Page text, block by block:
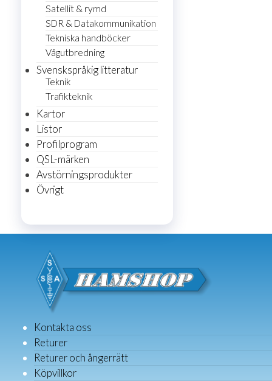
Satellit & rymd
SDR & Datakommunikation
Tekniska handböcker
Vågutbredning
Svenskspråkig litteratur
Teknik
Trafikteknik
Kartor
Listor
Profilprogram
QSL-märken
Avstörningsprodukter
Övrigt
Kontakta oss
Returer
Returer och ångerrätt
Köpvillkor